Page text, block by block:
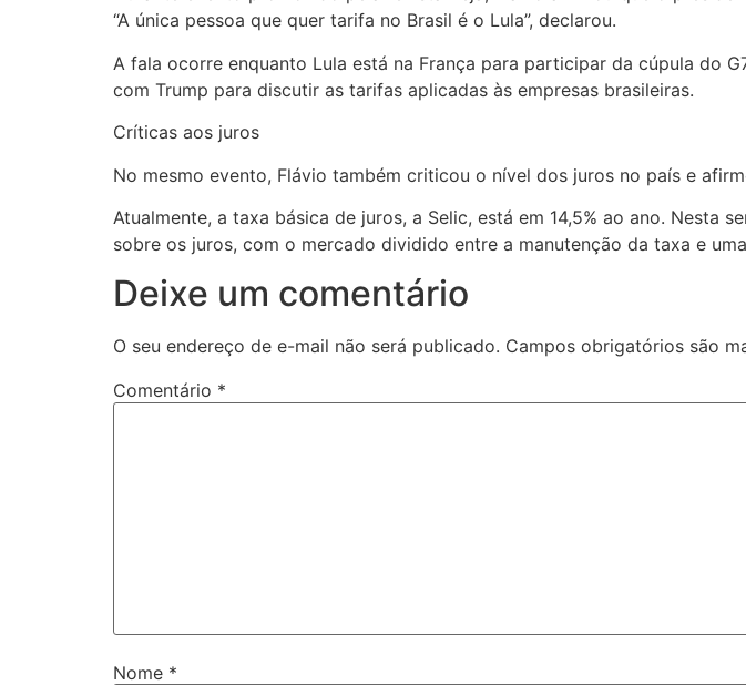
“A única pessoa que quer tarifa no Brasil é o Lula”, declarou.
A fala ocorre enquanto Lula está na França para participar da cúpula do
com Trump para discutir as tarifas aplicadas às empresas brasileiras.
Críticas aos juros
No mesmo evento, Flávio também criticou o nível dos juros no país e
Atualmente, a taxa básica de juros, a Selic, está em 14,5% ao ano.
sobre os juros, com o mercado dividido entre a manutenção da taxa e
Deixe um comentário
O seu endereço de e-mail não será publicado. Campos obrigatórios são
Comentário *
Nome *